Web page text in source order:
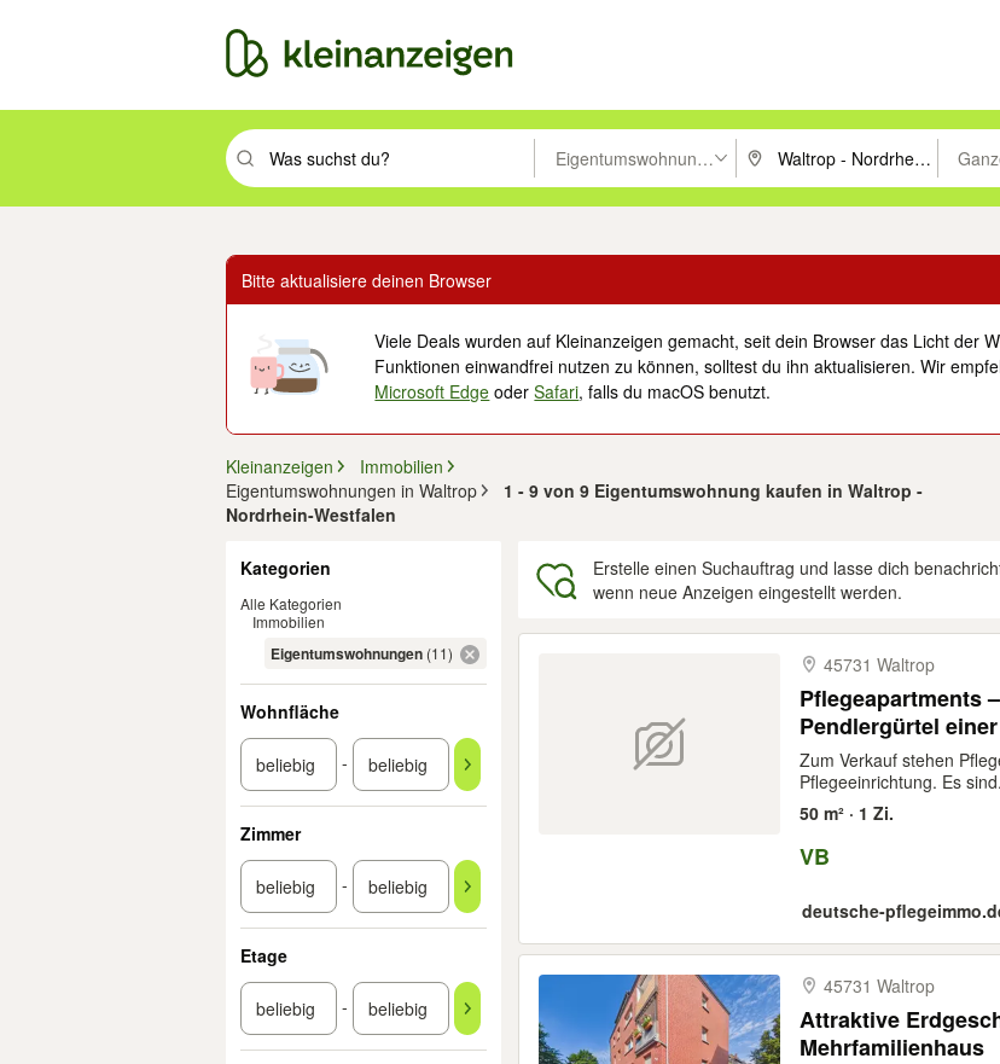
Suchbegriff eingeben. Eingabetaste drücken um zu suchen, oder Vorschläge mit den Pfeiltasten
Eigentumswohnungen PLZ oder Ort eingeben. Suche
Bitte aktualisiere deinen Browser
Viele Deals wurden auf Kleinanzeigen gemacht, seit dein Browser das Licht der
Funktionen einwandfrei nutzen zu können, solltest du ihn aktualisieren. Wir
Microsoft Edge oderSafari, falls du macOS benutzt.
Kleinanzeigen
Immobilien
Eigentumswohnungen in Waltrop
1 - 9 von 9 Eigentumswohnung kaufen in Waltrop -
Nordrhein-Westfalen
Kategorien
Alle Kategorien
Immobilien
Eigentumswohnungen (11)
Wohnfläche
-
Zimmer
-
Etage
-
Erstelle einen Suchauftrag und lasse dich
wenn neue Anzeigen eingestellt werden.
45731 Waltrop
Pflegeapartments
Pendlergürtel
Zum Verkauf stehen
Pflegeeinrichtung. Es
50 m² · 1 Zi.
VB
deutsche-
45731 Waltrop
Attraktive
Mehrfamilienhaus